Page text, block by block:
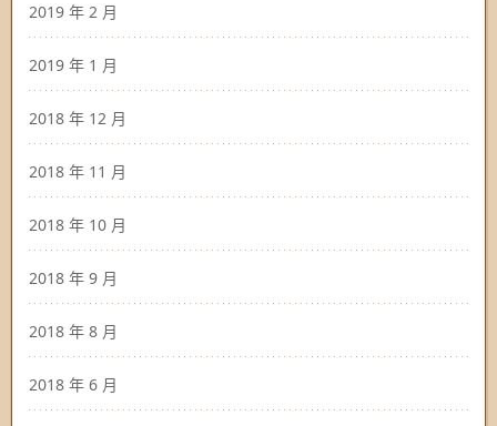
2019 年 2 月
2019 年 1 月
2018 年 12 月
2018 年 11 月
2018 年 10 月
2018 年 9 月
2018 年 8 月
2018 年 6 月